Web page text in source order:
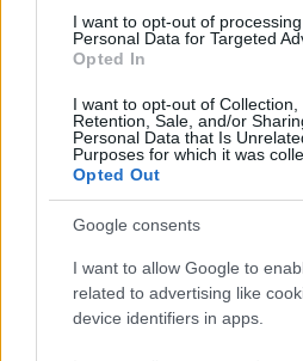
I want to opt-out of
Personal Data for Targeted
Opted In
I want to opt-out of Collection,
Retention, Sale, and/or
Personal Data that Is
Purposes for which it was
Opted Out
Google consents
I want to allow Google to
related to advertising like
device identifiers in apps.
Ακολουθήστε το Νewsit.gr στο
ενημερωθείτε πρώτοι για όλη
Πιο
Σοκαριστική υπόθεση
Τουρίστας ρωτούσε
να ασελγήσει σε
καθόταν αμέριμνο σε